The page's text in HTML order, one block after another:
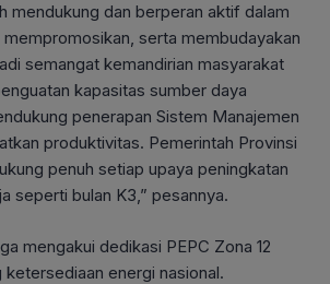
mendukung dan berperan aktif dalam
serta membudayakan
semangat kemandirian masyarakat
kapasitas sumber daya
penerapan Sistem Manajemen
produktivitas. Pemerintah Provinsi
penuh setiap upaya peningkatan
seperti bulan K3,” pesannya.
mengakui dedikasi PEPC Zona 12
ketersediaan energi nasional.